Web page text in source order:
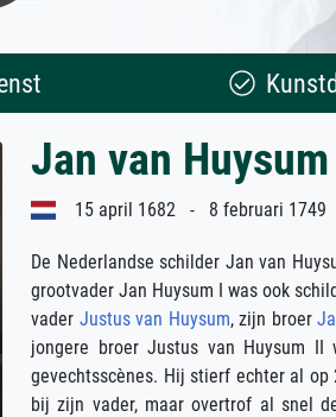
Jan van Huysum
15 april 1682 - 8 februari 1749
De Nederlandse schilder Jan van
grootvader Jan Huysum I was ook
vader Justus van Huysum, zijn broer
jongere broer Justus van Huysum
gevechtsscènes. Hij stierf echter al
bij zijn vader, maar overtrof al snel